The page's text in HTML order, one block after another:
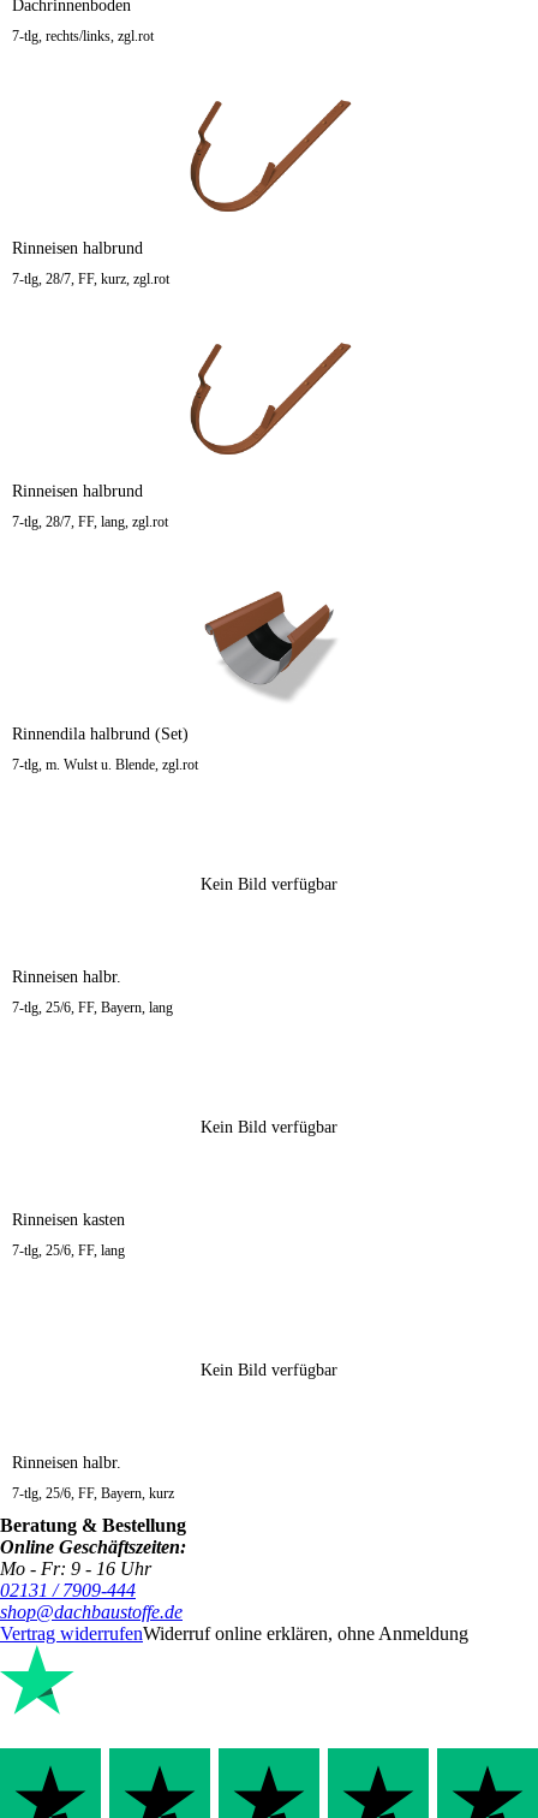
Dachrinnenboden
7-tlg, rechts/links, zgl.rot
Rinneisen halbrund
7-tlg, 28/7, FF, kurz, zgl.rot
Rinneisen halbrund
7-tlg, 28/7, FF, lang, zgl.rot
Rinnendila halbrund (Set)
7-tlg, m. Wulst u. Blende, zgl.rot
Kein Bild verfügbar
Rinneisen halbr.
7-tlg, 25/6, FF, Bayern, lang
Kein Bild verfügbar
Rinneisen kasten
7-tlg, 25/6, FF, lang
Kein Bild verfügbar
Rinneisen halbr.
7-tlg, 25/6, FF, Bayern, kurz
Beratung & Bestellung
Online Geschäftszeiten:
Mo - Fr: 9 - 16 Uhr
02131 / 7909-444
shop@dachbaustoffe.de
Vertrag widerrufenWiderruf online erklären, ohne Anmeldung